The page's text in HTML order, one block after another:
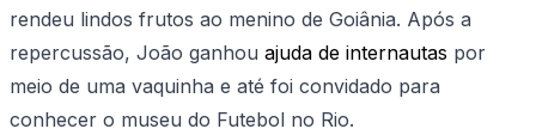
rendeu lindos frutos ao menino de Goiânia. Após a
repercussão, João ganhou ajuda de internautas por
meio de uma vaquinha e até foi convidado para
conhecer o museu do Futebol no Rio.